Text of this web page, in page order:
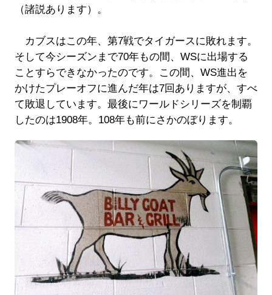
（諸説あります）。
カブスはこの年、第7戦でタイガースに敗れます。
そして今シーズンまで70年もの間、WSに出場する
ことすらできなかったのです。この間、WS進出を
かけたプレーオフに進んだ年は7回ありますが、すべ
て敗退しています。最後にワールドシリーズを制覇
したのは1908年。108年も前にさかのぼります。